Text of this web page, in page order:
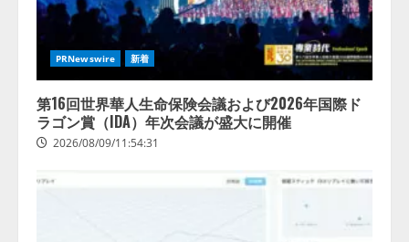
【2026年企業のAI導入・活用に関
する調査】AIを組織として導入で
きている企業は26.8％。AI導入企
業の68.0％が、自社でのAI導入・
活用は「上手くいっている」と回
答
2026/08/07/13:53:50
PRNewswire 新着
第16回世界華人生命保険会議および2026年国際ド
ラゴン賞（IDA）年次会議が盛大に開催
2026/08/09/11:54:31